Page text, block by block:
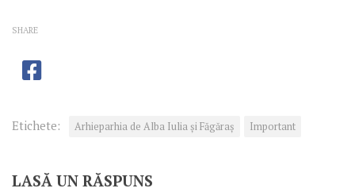
SHARE
Etichete: Arhieparhia de Alba Iulia și Făgăraș Important
LASĂ UN RĂSPUNS